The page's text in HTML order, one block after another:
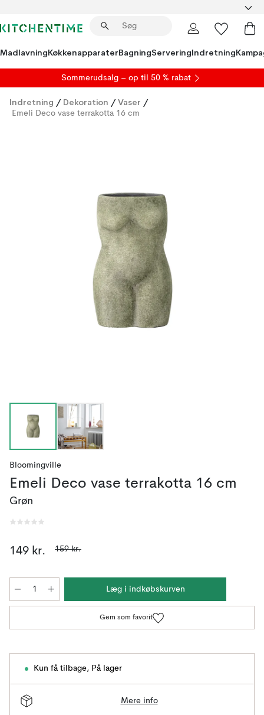
MadlavningKøkkenapparaterBagningServeringIndretning
Sommerudsalg – op til 50 % rabat
Indretning / Dekoration / Vaser /
Emeli Deco vase terrakotta 16 cm
Bloomingville
Emeli Deco vase terrakotta 16 cm
Grøn
149 kr. 159 kr.
Læg i indkøbskurven
Gem som favorit
Kun få tilbage, På lager
Mere info